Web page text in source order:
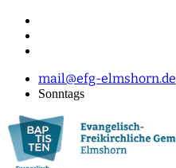
mail@efg-elmshorn.de
Sonntags